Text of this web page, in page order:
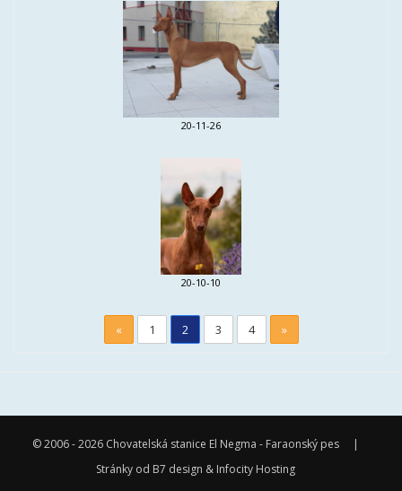
20-11-26
20-10-10
« 1 2 3 4 »
© 2006 - 2026 Chovatelská stanice El Negma - Faraonský pes |
Stránky od B7 design & Infocity Hosting